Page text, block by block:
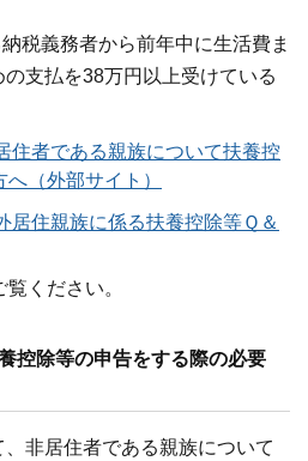
税義務者から前年中に生活費ま
支払を38万円以上受けている
住者である親族について扶養控
（外部サイト）
居住親族に係る扶養控除等Ｑ＆
ください。
控除等の申告をする際の必要
非居住者である親族について